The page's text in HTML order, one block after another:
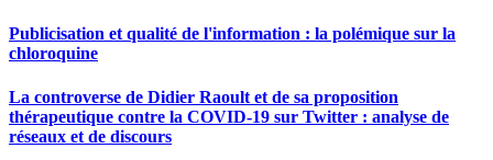
Publicisation et qualité de l'information : la polémique sur la
chloroquine
La controverse de Didier Raoult et de sa proposition
thérapeutique contre la COVID-19 sur Twitter : analyse de
réseaux et de discours